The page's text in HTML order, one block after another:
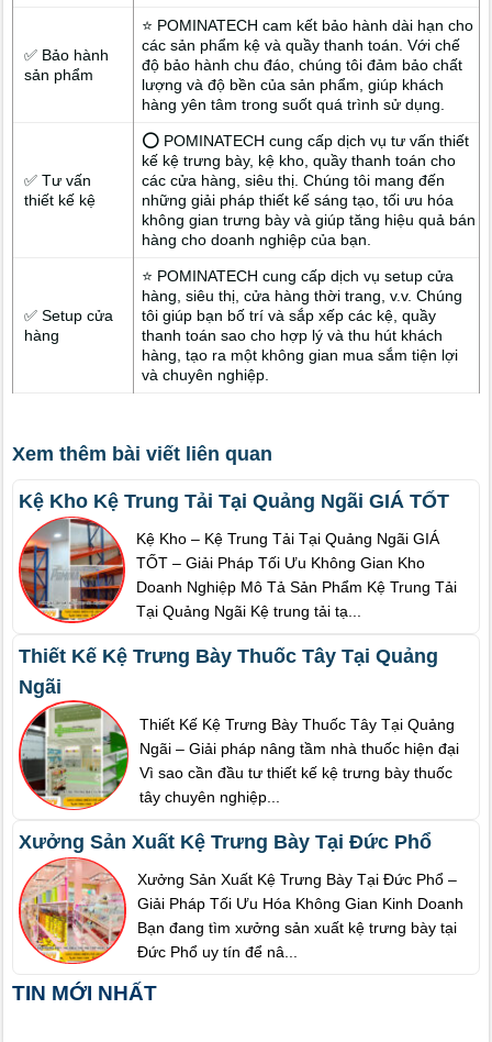
✅ Bảo hành
sản phẩm
⭐ POMINATECH cam kết bảo hành dài hạn cho
các sản phẩm kệ và quầy thanh toán. Với chế
độ bảo hành chu đáo, chúng tôi đảm bảo chất
lượng và độ bền của sản phẩm, giúp khách
hàng yên tâm trong suốt quá trình sử dụng.
✅ Tư vấn
thiết kế kệ
⭕ POMINATECH cung cấp dịch vụ tư vấn thiết
kế kệ trưng bày, kệ kho, quầy thanh toán cho
các cửa hàng, siêu thị. Chúng tôi mang đến
những giải pháp thiết kế sáng tạo, tối ưu hóa
không gian trưng bày và giúp tăng hiệu quả bán
hàng cho doanh nghiệp của bạn.
✅ Setup cửa
hàng
⭐ POMINATECH cung cấp dịch vụ setup cửa
hàng, siêu thị, cửa hàng thời trang, v.v. Chúng
tôi giúp bạn bố trí và sắp xếp các kệ, quầy
thanh toán sao cho hợp lý và thu hút khách
hàng, tạo ra một không gian mua sắm tiện lợi
và chuyên nghiệp.
Xem thêm bài viết liên quan
Kệ Kho Kệ Trung Tải Tại Quảng Ngãi GIÁ TỐT
Kệ Kho – Kệ Trung Tải Tại Quảng Ngãi GIÁ
TỐT – Giải Pháp Tối Ưu Không Gian Kho
Doanh Nghiệp Mô Tả Sản Phẩm Kệ Trung Tải
Tại Quảng Ngãi Kệ trung tải tạ...
Thiết Kế Kệ Trưng Bày Thuốc Tây Tại Quảng
Ngãi
Thiết Kế Kệ Trưng Bày Thuốc Tây Tại Quảng
Ngãi – Giải pháp nâng tầm nhà thuốc hiện đại
Vì sao cần đầu tư thiết kế kệ trưng bày thuốc
tây chuyên nghiệp...
Xưởng Sản Xuất Kệ Trưng Bày Tại Đức Phổ
Xưởng Sản Xuất Kệ Trưng Bày Tại Đức Phổ –
Giải Pháp Tối Ưu Hóa Không Gian Kinh Doanh
Bạn đang tìm xưởng sản xuất kệ trưng bày tại
Đức Phổ uy tín để nâ...
TIN MỚI NHẤT